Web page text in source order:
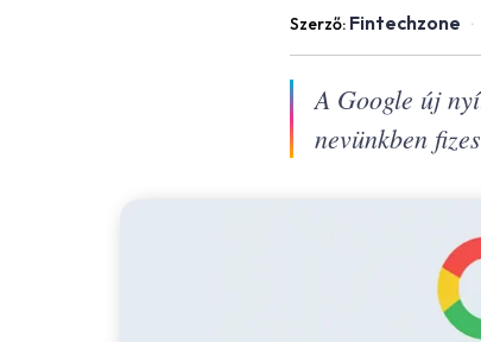
Szerző: Fintechzone ·
A Google új
nevünkben